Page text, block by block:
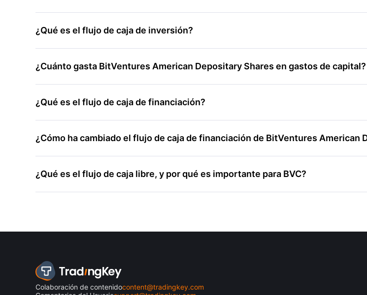
¿Qué es el flujo de caja de inversión?
¿Cuánto gasta BitVentures American Depositary Shares en gastos de capital?
¿Qué es el flujo de caja de financiación?
¿Cómo ha cambiado el flujo de caja de financiación de BitVentures American
¿Qué es el flujo de caja libre, y por qué es importante para BVC?
Colaboración de contenidocontent@tradingkey.com